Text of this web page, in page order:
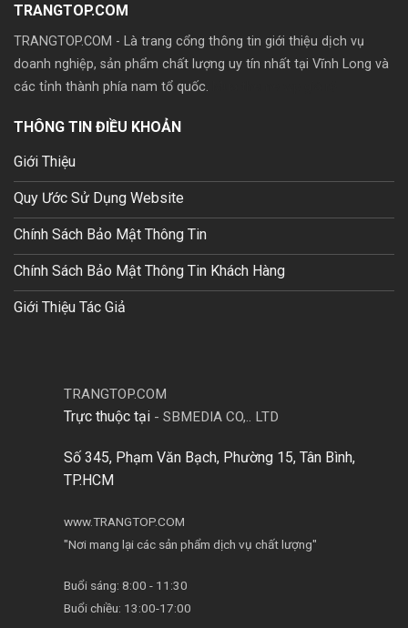
TRANGTOP.COM
TRANGTOP.COM - Là trang cổng thông tin giới thiệu dịch vụ
doanh nghiệp, sản phẩm chất lượng uy tín nhất tại Vĩnh Long và
các tỉnh thành phía nam tổ quốc.
THÔNG TIN ĐIỀU KHOẢN
Giới Thiệu
Quy Ước Sử Dụng Website
Chính Sách Bảo Mật Thông Tin
Chính Sách Bảo Mật Thông Tin Khách Hàng
Giới Thiệu Tác Giả
TRANGTOP.COM
Trực thuộc tại - SBMEDIA CO,.. LTD
Số 345, Phạm Văn Bạch, Phường 15, Tân Bình,
TP.HCM
www.TRANGTOP.COM
"Nơi mang lại các sản phẩm dịch vụ chất lượng"
Buổi sáng: 8:00 - 11:30
Buổi chiều: 13:00-17:00